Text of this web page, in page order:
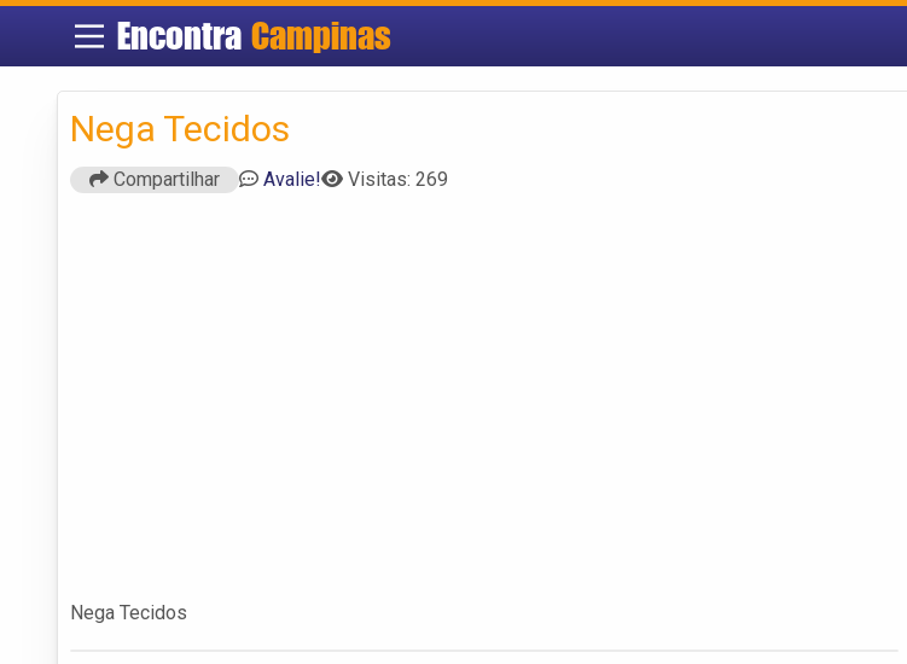
EncontraCampinas
Nega Tecidos
Compartilhar Avalie! Visitas: 269
Nega Tecidos